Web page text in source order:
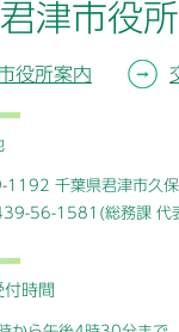
君津市役所
役所案内
1192 千葉県君津市久
56-1581(総務課 代
付時間